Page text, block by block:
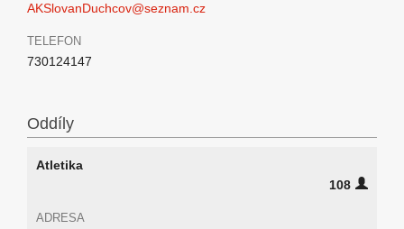
AKSlovanDuchcov@seznam.cz
TELEFON
730124147
Oddíly
Atletika
108
ADRESA